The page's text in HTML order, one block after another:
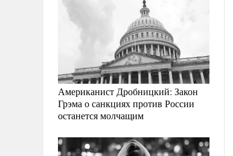
Американист Дробницкий: Закон
Грэма о санкциях против России
останется молчащим